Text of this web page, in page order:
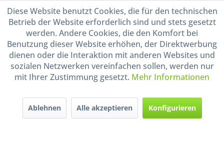
Service Hotline
Shop Service
Informationen
Handel mit BIO-Weinen
durch DE-ÖKO-009
Diese Website benutzt Cookies, die für den technischen
Betrieb der Website erforderlich sind und stets gesetzt
werden. Andere Cookies, die den Komfort bei
Benutzung dieser Website erhöhen, der Direktwerbung
dienen oder die Interaktion mit anderen Websites und
sozialen Netzwerken vereinfachen sollen, werden nur
mit Ihrer Zustimmung gesetzt. Mehr Informationen
Ablehnen Alle akzeptieren Konfigurieren